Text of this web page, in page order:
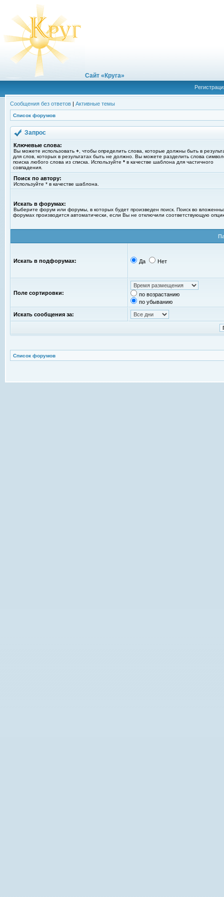
Сайт «Круга»
Сообщения без ответов | Активные темы
Список форумов
Запрос
Ключевые слова:
Вы можете использовать + , чтобы определить слова, которые должны быть в
для слов, которых в результатах быть не должно. Вы можете разделить слова
поиска любого слова из списка. Используйте * в качестве шаблона для частичного
совпадения.
Поиск по автору:
Используйте * в качестве шаблона.
Искать в форумах:
Выберите форум или форумы, в которых будет произведен поиск. Поиск во
форумах производится автоматически, если Вы не отключили соответствующую
Искать в подфорумах: Да Нет
Поле сортировки:
по возрастанию
по убыванию
Искать сообщения за:
Список форумов